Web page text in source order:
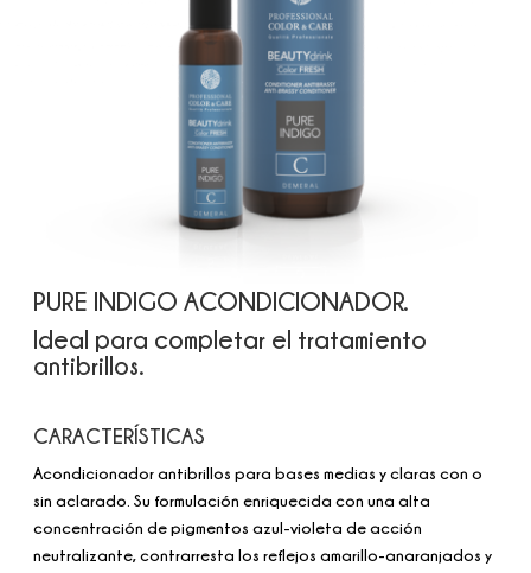
PURE INDIGO ACONDICIONADOR.
Ideal para completar el tratamiento
antibrillos.
CARACTERÍSTICAS
Acondicionador antibrillos para bases medias y claras con o
sin aclarado. Su formulación enriquecida con una alta
concentración de pigmentos azul-violeta de acción
neutralizante, contrarresta los reflejos amarillo-anaranjados y